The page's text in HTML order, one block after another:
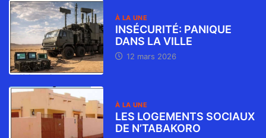
À LA UNE
INSÉCURITÉ: PANIQUE
DANS LA VILLE
12 mars 2026
À LA UNE
LES LOGEMENTS SOCIAUX
DE N’TABAKORO